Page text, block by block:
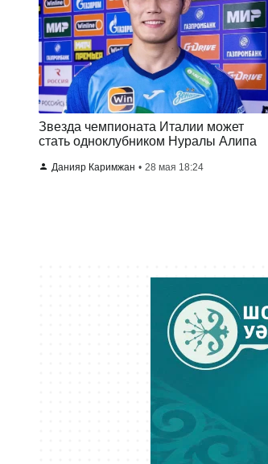
Звезда чемпионата Италии может
стать одноклубником Нуралы Алипа
Данияр Каримжан 28 мая 18:24